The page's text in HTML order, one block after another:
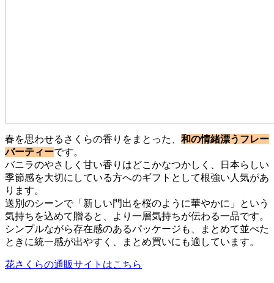
春を思わせるさくらの香りをまとった、 和の情緒漂うフレー
バーティーです。
バニラのやさしく甘い香りはどこかなつかしく、日本らしい
季節感を大切にしている方へのギフトとして根強い人気があ
ります。
送別のシーンで「新しい門出を桜のように華やかに」という
気持ちを込めて贈ると、より一層気持ちが伝わる一品です。
シンプルながら存在感のあるパッケージも、まとめて並べた
ときに統一感が出やすく、まとめ買いにも適しています。
花さくらの通販サイトはこちら